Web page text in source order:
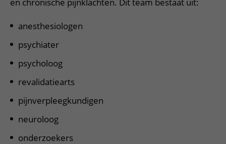
anesthesiologen
psychiater
psycholoog
revalidatiearts
pijnverpleegkundigen
neuroloog
onderzoekers